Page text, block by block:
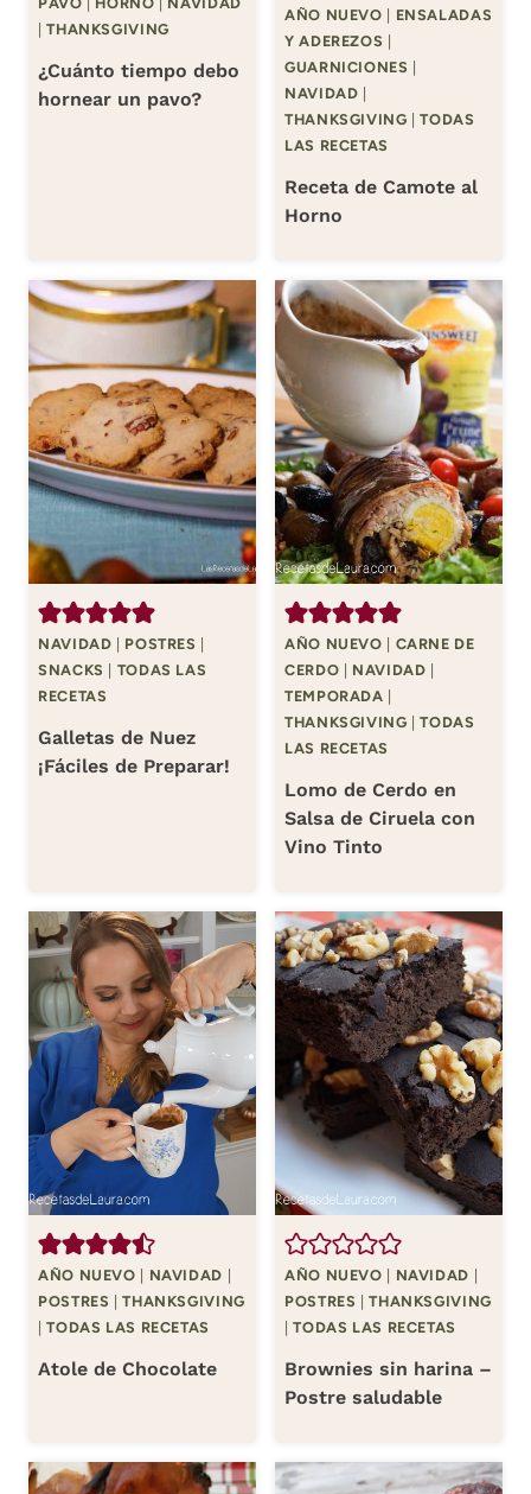
|THANKSGIVING
¿Cuánto tiempo debo
hornear un pavo?
AÑO NUEVO
ENSALADAS
Y ADEREZOS
GUARNICIONES
NAVIDAD
THANKSGIVING |TODAS
LAS RECETAS
Receta de Camote al
Horno
NAVIDAD | POSTRES |
SNACKS | TODAS LAS
RECETAS
Galletas de Nuez
¡Fáciles de Preparar!
AÑO NUEVO | CARNE DE
CERDO | NAVIDAD |
TEMPORADA |
THANKSGIVING |TODAS
LAS RECETAS
Lomo de Cerdo en
Salsa de Ciruela con
Vino Tinto
AÑO NUEVO | NAVIDAD |
POSTRES |THANKSGIVING
|TODAS LAS RECETAS
Atole de Chocolate
AÑO NUEVO | NAVIDAD |
POSTRES |THANKSGIVING
|TODAS LAS RECETAS
Brownies sin harina –
Postre saludable